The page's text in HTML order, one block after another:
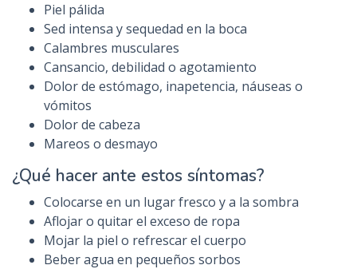
Piel pálida
Sed intensa y sequedad en la boca
Calambres musculares
Cansancio, debilidad o agotamiento
Dolor de estómago, inapetencia, náuseas o
vómitos
Dolor de cabeza
Mareos o desmayo
¿Qué hacer ante estos síntomas?
Colocarse en un lugar fresco y a la sombra
Aflojar o quitar el exceso de ropa
Mojar la piel o refrescar el cuerpo
Beber agua en pequeños sorbos